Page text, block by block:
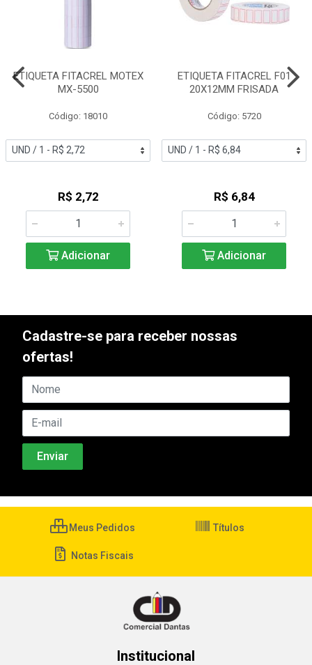
ETIQUETA FITACREL MOTEX
MX-5500
Código: 18010
R$ 2,72
Adicionar
ETIQUETA FITACREL F01
20X12MM FRISADA
Código: 5720
R$ 6,84
Adicionar
Cadastre-se para receber nossas
ofertas!
Meus Pedidos Títulos
Notas Fiscais
Institucional